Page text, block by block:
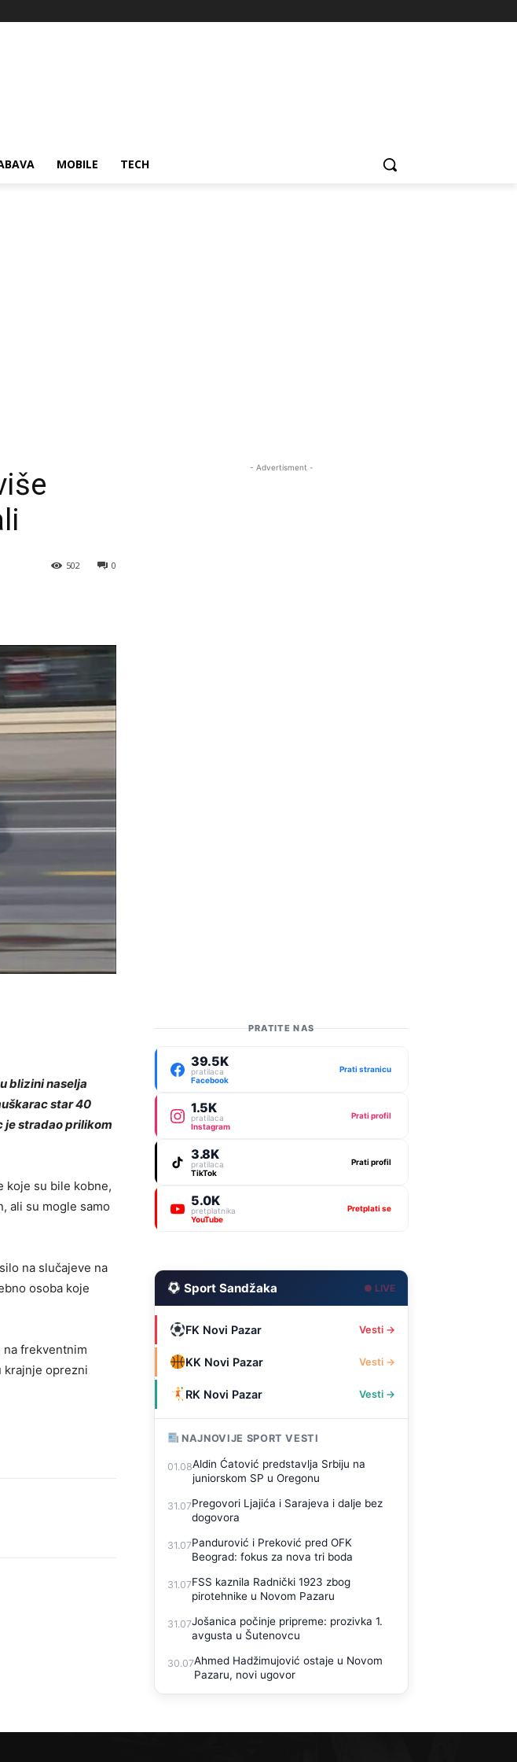
MOBILE TECH
0
502
blizini naselja
star 40
je stradao prilikom
koje su bile kobne,
ali su mogle samo
na slučajeve na
osoba koje
na frekventnim
krajnje oprezni
- Advertisment -
PRATITE NAS
39.5K
pratilaca
Facebook
Prati stranicu
1.5K
pratilaca
Instagram
Prati profil
3.8K
pratilaca
TikTok
Prati profil
5.0K
pretplatnika
YouTube
Pretplati se
Sport Sandžaka ● LIVE
FK Novi Pazar Vesti →
KK Novi Pazar Vesti →
RK Novi Pazar Vesti →
NAJNOVIJE SPORT VESTI
01.08Aldin Ćatović predstavlja Srbiju na
juniorskom SP u Oregonu
31.07Pregovori Ljajića i Sarajeva i dalje bez
dogovora
31.07Pandurović i Preković pred OFK
Beograd: fokus za nova tri boda
31.07FSS kaznila Radnički 1923 zbog
pirotehnike u Novom Pazaru
31.07Jošanica počinje pripreme: prozivka 1.
avgusta u Šutenovcu
30.07Ahmed Hadžimujović ostaje u Novom
Pazaru, novi ugovor